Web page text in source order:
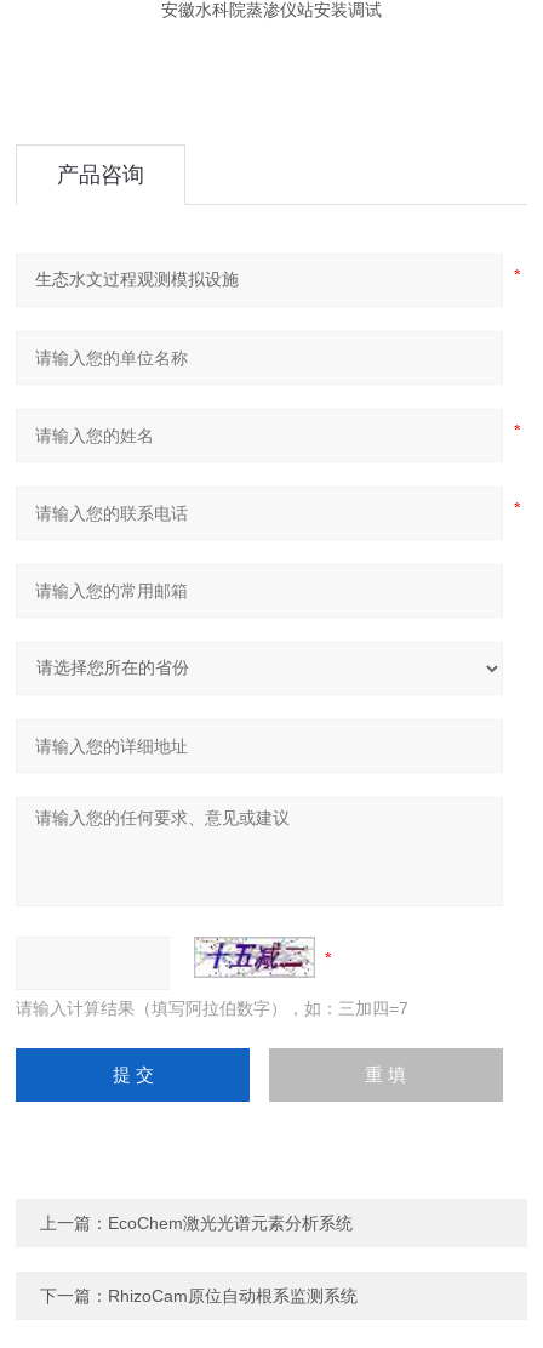
安徽水科院蒸渗仪站安装调试
产品咨询
请输入计算结果（填写阿拉伯数字），如：三加四=7
上一篇： EcoChem激光光谱元素分析系统
下一篇： RhizoCam原位自动根系监测系统